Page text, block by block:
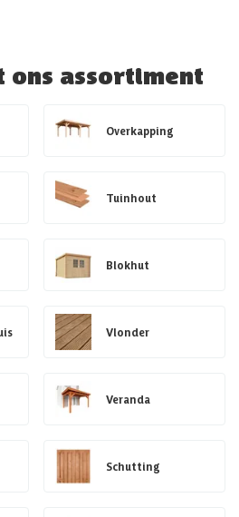
ons assortiment
Overkapping
Tuinhout
Blokhut
Vlonder
Veranda
Schutting